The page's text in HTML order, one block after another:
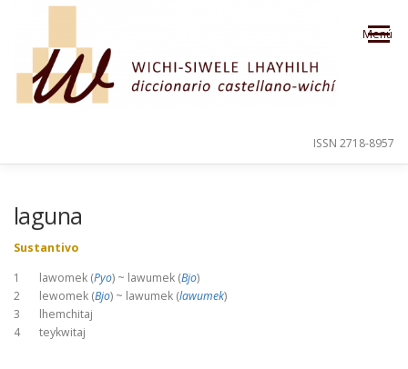
Saltar al contenido
Menú
ISSN 2718-8957
laguna
Sustantivo
1 lawomek (Pyo) ~ lawumek (Bjo)
2 lewomek (Bjo) ~ lawumek (lawumek)
3 lhemchitaj
4 teykwitaj